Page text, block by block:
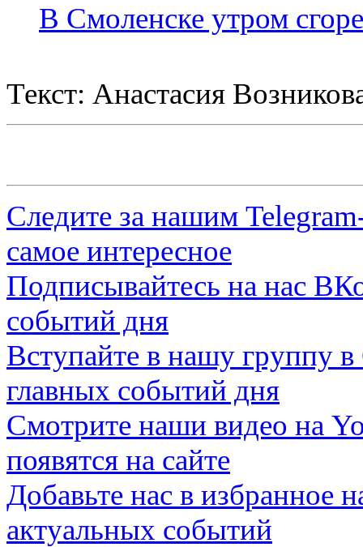
В Смоленске утром
Текст: Анастасия
Следите за нашим
самое интересное
Подписывайтесь на нас
событий дня
Вступайте в нашу группу в
главных событий дня
Смотрите наши видео на
появятся на сайте
Добавьте нас в избранное
актуальных событий